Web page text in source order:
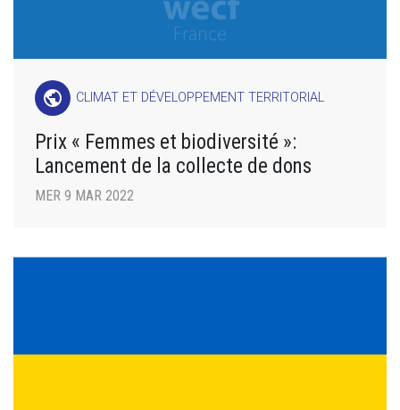
public CLIMAT ET DÉVELOPPEMENT TERRITORIAL
Prix « Femmes et biodiversité »:
Lancement de la collecte de dons
MER 9 MAR 2022